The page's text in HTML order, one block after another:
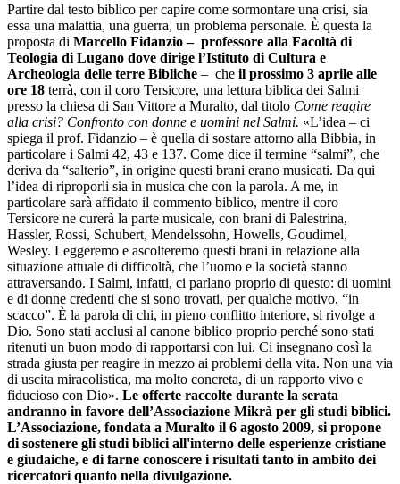
Partire dal testo biblico per capire come sormontare una crisi, sia
essa una malattia, una guerra, un problema personale. È questa la
proposta di Marcello Fidanzio – professore alla Facoltà di
Teologia di Lugano dove dirige l’Istituto di Cultura e
Archeologia delle terre Bibliche – che il prossimo 3 aprile alle
ore 18 terrà, con il coro Tersicore, una lettura biblica dei Salmi
presso la chiesa di San Vittore a Muralto, dal titolo Come reagire
alla crisi? Confronto con donne e uomini nel Salmi. «L’idea – ci
spiega il prof. Fidanzio – è quella di sostare attorno alla Bibbia, in
particolare i Salmi 42, 43 e 137. Come dice il termine “salmi”, che
deriva da “salterio”, in origine questi brani erano musicati. Da qui
l’idea di riproporli sia in musica che con la parola. A me, in
particolare sarà affidato il commento biblico, mentre il coro
Tersicore ne curerà la parte musicale, con brani di Palestrina,
Hassler, Rossi, Schubert, Mendelssohn, Howells, Goudimel,
Wesley. Leggeremo e ascolteremo questi brani in relazione alla
situazione attuale di difficoltà, che l’uomo e la società stanno
attraversando. I Salmi, infatti, ci parlano proprio di questo: di uomini
e di donne credenti che si sono trovati, per qualche motivo, “in
scacco”. È la parola di chi, in pieno conflitto interiore, si rivolge a
Dio. Sono stati acclusi al canone biblico proprio perché sono stati
ritenuti un buon modo di rapportarsi con lui. Ci insegnano così la
strada giusta per reagire in mezzo ai problemi della vita. Non una via
di uscita miracolistica, ma molto concreta, di un rapporto vivo e
fiducioso con Dio». Le offerte raccolte durante la serata
andranno in favore dell’Associazione Mikrà per gli studi biblici.
L’Associazione, fondata a Muralto il 6 agosto 2009, si propone
di sostenere gli studi biblici all'interno delle esperienze cristiane
e giudaiche, e di farne conoscere i risultati tanto in ambito dei
ricercatori quanto nella divulgazione.